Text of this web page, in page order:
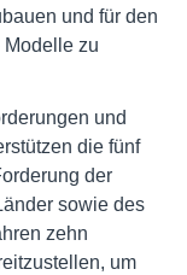
und für den
Modelle zu
und
die fünf
der
sowie des
zehn
um